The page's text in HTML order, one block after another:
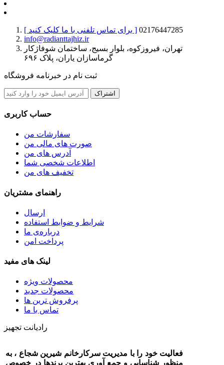
[ برای تماس تلفنی با ما کلیک کنید ] 02176447285
info@radianttajhiz.ir
تهران، فیروزکوه، بلوار بسیج، ساختمان شوفاژکار
گرماسازان یاران، پلاک ۶۹۶
ثبت نام در خبرنامه فروشگاه
اشتراک
حساب کاربری
سفارشات من
صورت های مالی من
آدرس های من
اطلاعات شخصی شما
تخفیف های من
راهنمای مشتریان
ارسال
شرایط و ضوابط استفاده
درباره‌ی ما
پرداخت امن
لینک های مفید
محصولات ویژه
محصولات جدید
پرفروش ترین‌ ها
تماس با ما
رادیانت تجهیز
فعالیت خود را با مدیریت سرکارخانم شیرین شجاع ، به
منظور شناسایی و جمع آوری بهترین برندها در خصوص